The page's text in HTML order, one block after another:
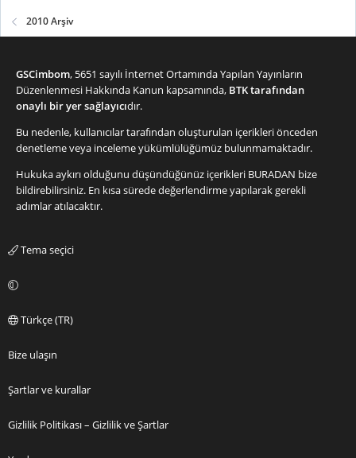
2010 Arşiv
GSCimbom, 5651 sayılı İnternet Ortamında Yapılan Yayınların
Düzenlenmesi Hakkında Kanun kapsamında, BTK tarafından
onaylı bir yer sağlayıcıdır.
Bu nedenle, kullanıcılar tarafından oluşturulan içerikleri önceden
denetleme veya inceleme yükümlülüğümüz bulunmamaktadır.
Hukuka aykırı olduğunu düşündüğünüz içerikleri BURADAN bize
bildirebilirsiniz. En kısa sürede değerlendirme yapılarak gerekli
adımlar atılacaktır.
Tema seçici
Türkçe (TR)
Bize ulaşın
Şartlar ve kurallar
Gizlilik Politikası – Gizlilik ve Şartlar